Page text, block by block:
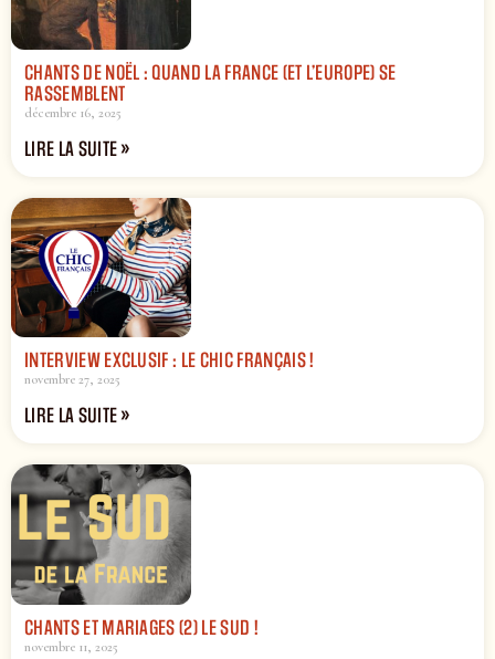
CHANTS DE NOËL : QUAND LA FRANCE (ET L’EUROPE) SE
RASSEMBLENT
décembre 16, 2025
LIRE LA SUITE »
INTERVIEW EXCLUSIF : LE CHIC FRANÇAIS !
novembre 27, 2025
LIRE LA SUITE »
CHANTS ET MARIAGES (2) LE SUD !
novembre 11, 2025